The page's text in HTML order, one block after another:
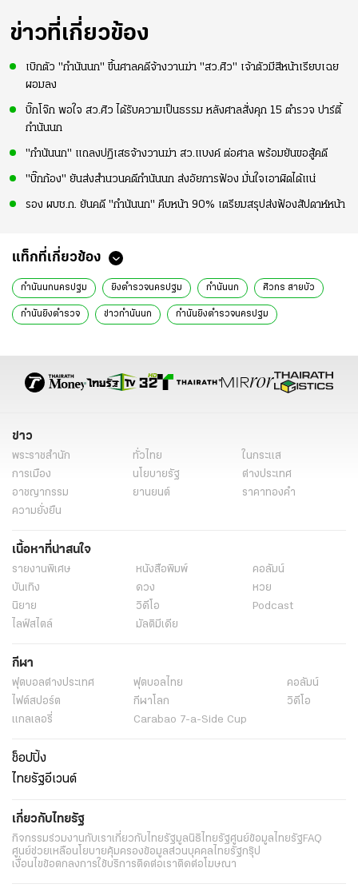
ข่าวที่เกี่ยวข้อง
เบิกตัว "กำนันนก" ขึ้นศาลคดีจ้างวานฆ่า "สว.ศิว" เจ้าตัวมีสีหน้าเรียบเฉย
ผอมลง
บิ๊กโจ๊ก พอใจ สว.ศิว ได้รับความเป็นธรรม หลังศาลสั่งคุก 15 ตำรวจ ปาร์ตี้
กำนันนก
"กำนันนก" แถลงปฏิเสธจ้างวานฆ่า สว.แบงค์ ต่อศาล พร้อมยันขอสู้คดี
"บิ๊กก้อง" ยันส่งสำนวนคดีกำนันนก ส่งอัยการฟ้อง มั่นใจเอาผิดได้แน่
รอง ผบช.ก. ยันคดี "กำนันนก" คืบหน้า 90% เตรียมสรุปส่งฟ้องสัปดาห์หน้า
แท็กที่เกี่ยวข้อง
กำนันนกนครปฐม ยิงตำรวจนครปฐม กำนันนก ศิวกร สายบัว
กำนันยิงตำรวจ ข่าวกำนันนก กำนันยิงตำรวจนครปฐม
ข่าว
พระราชสำนัก ทั่วไทย
ในกระแส
การเมือง
นโยบายรัฐ
ต่างประเทศ
อาชญากรรม
ยานยนต์
ราคาทองคำ
ความยั่งยืน
เนื้อหาที่น่าสนใจ
รายงานพิเศษ หนังสือพิมพ์
คอลัมน์
บันเทิง
ดวง
หวย
นิยาย
วิดีโอ
Podcast
ไลฟ์สไตล์
มัลติมีเดีย
กีฬา
ฟุตบอลต่่างประเทศ ฟุตบอลไทย
คอลัมน์
ไฟต์สปอร์ต
กีฬาโลก
วิดีโอ
แกลเลอรี่
Carabao 7-a-Side Cup
ช็อปปิ้ง
ไทยรัฐอีเวนต์
เกี่ยวกับไทยรัฐ
กิจกรรมร่วมงานกับเราเกี่ยวกับไทยรัฐมูลนิธิไทยรัฐศูนย์ข้อมูลไทยรัฐFAQ
ศูนย์ช่วยเหลือนโยบายคุ้มครองข้อมูลส่วนบุคคลไทยรัฐกรุ๊ป
เงื่อนไขข้อตกลงการใช้บริการติดต่อเราติดต่อโฆษณา